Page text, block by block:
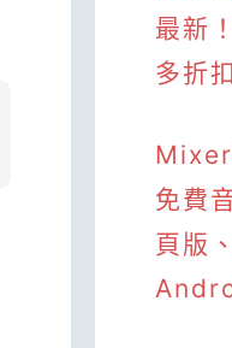
最新
多折扣
免費
頁版